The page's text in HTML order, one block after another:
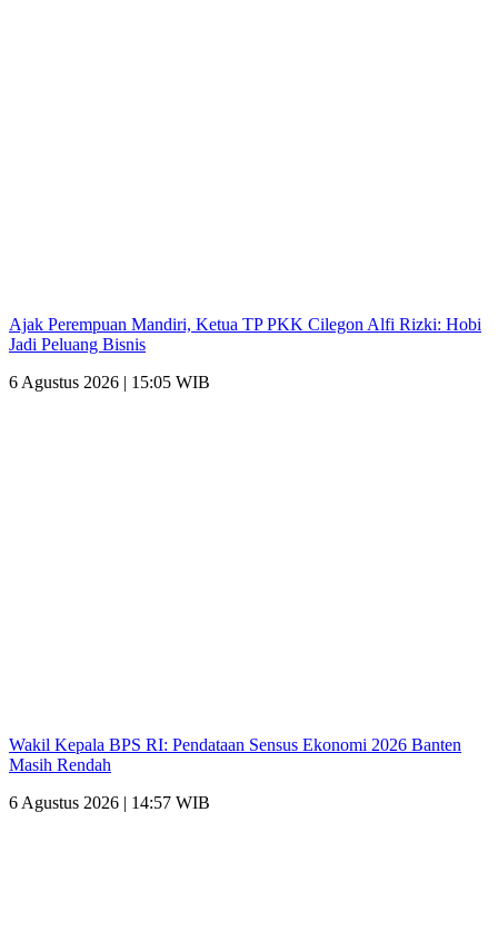
Ajak Perempuan Mandiri, Ketua TP PKK Cilegon Alfi Rizki: Hobi
Jadi Peluang Bisnis
6 Agustus 2026 | 15:05 WIB
Wakil Kepala BPS RI: Pendataan Sensus Ekonomi 2026 Banten
Masih Rendah
6 Agustus 2026 | 14:57 WIB